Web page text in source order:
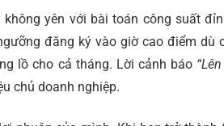
yên với bài toán công suất
đăng ký vào giờ cao điểm dù
lồ cho cả tháng. Lời cảnh báo
chủ doanh nghiệp.